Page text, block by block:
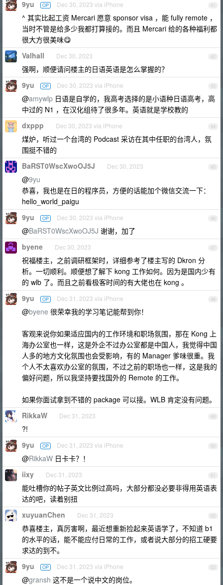
41
9yu OP Dec 30, 2023 via iPhone
^ 其实比起工资 Mercari 愿意 sponsor visa ，能 fully remote ，
当时不管是给多少我都打算接的。而且 Mercari 给的各种福利都
很大方很美味😋
42
Valhall Dec 30, 2023
强啊，顺便请问楼主的日语英语是怎么掌握的？
43
9yu OP Dec 30, 2023 via iPhone
@amywlp 日语是自学的，我高考选择的是小语种日语高考，高
中过的 N1 ，在汉化组待了很多年。英语就是学校教的
44
dxppp Dec 30, 2023 via iPhone
煤炉，听过一个台湾的 Podcast 采访在其中任职的台湾人，氛
围挺不错的
45
BaRST0WscXwoOJ5J Dec 30, 2023
@9yu
恭喜，我也是在日的程序员，方便的话能加个微信交流一下：
hello_world_paigu
46
9yu OP Dec 30, 2023 via iPhone
@BaRST0WscXwoOJ5J 谢谢，加了
47
byene Dec 30, 2023
祝福楼主，之前调研框架时，详细参考了楼主写的 Dkron 分
析。一切顺利。顺便想了解下 kong 工作如何。因为是国内少有
的 wlb 了。而且之前看极客时间的有大佬也在 kong 。
48
9yu OP Dec 31, 2023 via iPhone
@byene 很荣幸我的学习笔记能帮到你！
客观来说你如果适应国内的工作环境和职场氛围，那在 Kong 上
海办公室也一样，这是外企不过办公室都是中国人，我觉得中国
人多的地方文化氛围也会受影响，有的 Manager 爹味很重。我
个人不太喜欢办公室的氛围，不过之前的职场也一样，这是我的
偏好问题，所以我坚持要找国外的 Remote 的工作。
如果你面试拿到不错的 package 可以接。WLB 肯定没有问题。
49
RikkaW Dec 31, 2023
?!
50
9yu OP Dec 31, 2023 via iPhone
@RikkaW 日卡卡？！
51
iixy Dec 31, 2023
能吐槽你的帖子英文比例过高吗，大部分都没必要非得用英语表
达的吧，读着别扭
52
xuyuanChen Dec 31, 2023
恭喜楼主，真厉害啊，最近想重新捡起来英语学了，不知道 b1
的水平的话，能不能应付日常的工作，或者说大部分的招工硬要
求达的到不。
53
9yu OP Dec 31, 2023 via iPhone
@gransh 这不是一个说中文的岗位。